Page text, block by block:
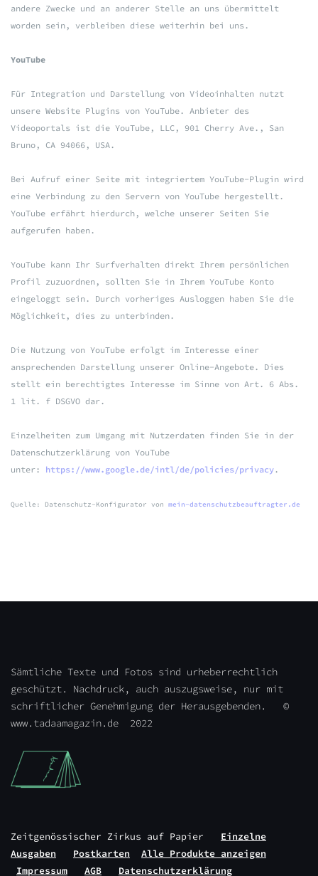
andere Zwecke und an anderer Stelle an uns übermittelt
worden sein, verbleiben diese weiterhin bei uns.
YouTube
Für Integration und Darstellung von Videoinhalten nutzt
unsere Website Plugins von YouTube. Anbieter des
Videoportals ist die YouTube, LLC, 901 Cherry Ave., San
Bruno, CA 94066, USA.
Bei Aufruf einer Seite mit integriertem YouTube-Plugin wird
eine Verbindung zu den Servern von YouTube hergestellt.
YouTube erfährt hierdurch, welche unserer Seiten Sie
aufgerufen haben.
YouTube kann Ihr Surfverhalten direkt Ihrem persönlichen
Profil zuzuordnen, sollten Sie in Ihrem YouTube Konto
eingeloggt sein. Durch vorheriges Ausloggen haben Sie die
Möglichkeit, dies zu unterbinden.
Die Nutzung von YouTube erfolgt im Interesse einer
ansprechenden Darstellung unserer Online-Angebote. Dies
stellt ein berechtigtes Interesse im Sinne von Art. 6 Abs.
1 lit. f DSGVO dar.
Einzelheiten zum Umgang mit Nutzerdaten finden Sie in der
Datenschutzerklärung von YouTube
unter: https://www.google.de/intl/de/policies/privacy.
Quelle: Datenschutz-Konfigurator von mein-datenschutzbeauftragter.de
Sämtliche Texte und Fotos sind urheberrechtlich
geschützt. Nachdruck, auch auszugsweise, nur mit
schriftlicher Genehmigung der Herausgebenden. ©
www.tadaamagazin.de 2022
Zeitgenössischer Zirkus auf Papier
Einzelne
Ausgaben
Postkarten
Alle Produkte anzeigen
Impressum
AGB Datenschutzerklärung